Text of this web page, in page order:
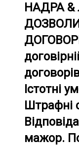
НАДРА &
Істотні
Штрафні
мажор.